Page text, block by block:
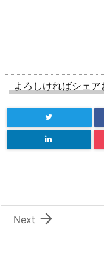
よろしければシェ

Next